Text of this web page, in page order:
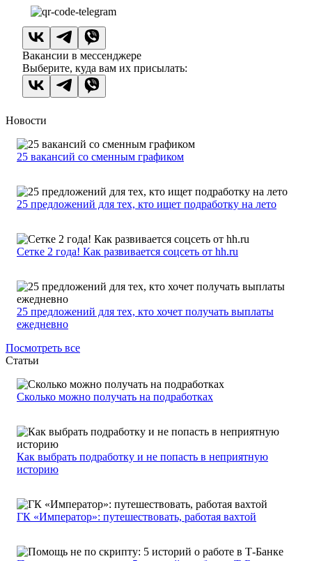
Вакансии в мессенджере
Выберите, куда вам их присылать:
Новости
25 вакансий со сменным графиком
25 предложений для тех, кто ищет подработку на лето
Сетке 2 года! Как развивается соцсеть от hh.ru
25 предложений для тех, кто хочет получать выплаты
ежедневно
Посмотреть все
Статьи
Сколько можно получать на подработках
Как выбрать подработку и не попасть в неприятную
историю
ГК «Император»: путешествовать, работая вахтой